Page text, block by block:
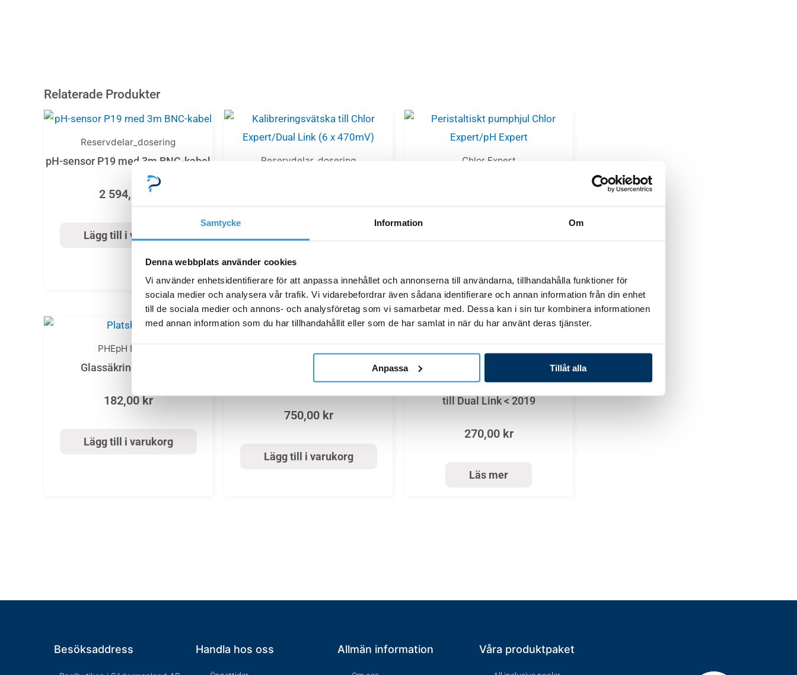
Samtycke Information Om
Denna webbplats använder cookies
Vi använder enhetsidentifierare för att anpassa innehållet och annonserna till användarna, tillhandahålla funktioner för
sociala medier och analysera vår trafik. Vi vidarebefordrar även sådana identifierare och annan information från din enhet
till de sociala medier och annons- och analysföretag som vi samarbetar med. Dessa kan i sin tur kombinera informationen
med annan information som du har tillhandahållit eller som de har samlat in när du har använt deras tjänster.
Anpassa Tillåt alla
Relaterade Produkter
Reservdelar_dosering
pH-sensor P19 med 3m BNC-kabel
2 594,00 kr
Lägg till i varukorg
Reservdelar_dosering
Lägg till i varukorg
Chlor Expert
PHE­pH Expert
Glassäkring 500 mA
182,00 kr
Lägg till i varukorg
Förlängningskabel sensor 3m till
pH Link / Dual Link
750,00 kr
Lägg till i varukorg
SLUT I LAGER
Kalibreringsvätska Redox 700mV
till Dual Link < 2019
270,00 kr
Läs mer
Besöksaddress Handla hos oss Allmän information Våra produktpaket